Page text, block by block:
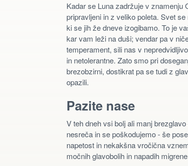
Kadar se Luna zadržuje v
pripravljeni in z veliko poleta. Svet
ki se jih že dneve izogibamo. To je
kar vam leži na duši; vendar pa v
temperament, sili nas v
in netolerantne. Zato smo pri
brezobzirni, dostikrat pa se tudi z
opazili.
Pazite nase
V teh dneh vsi bolj ali manj
nesreča in se poškodujemo - še
napetost in nekakšna vročična
močnih glavobolih in napadih